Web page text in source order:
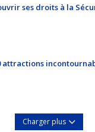
ses droits à la
attractions
Charger plus